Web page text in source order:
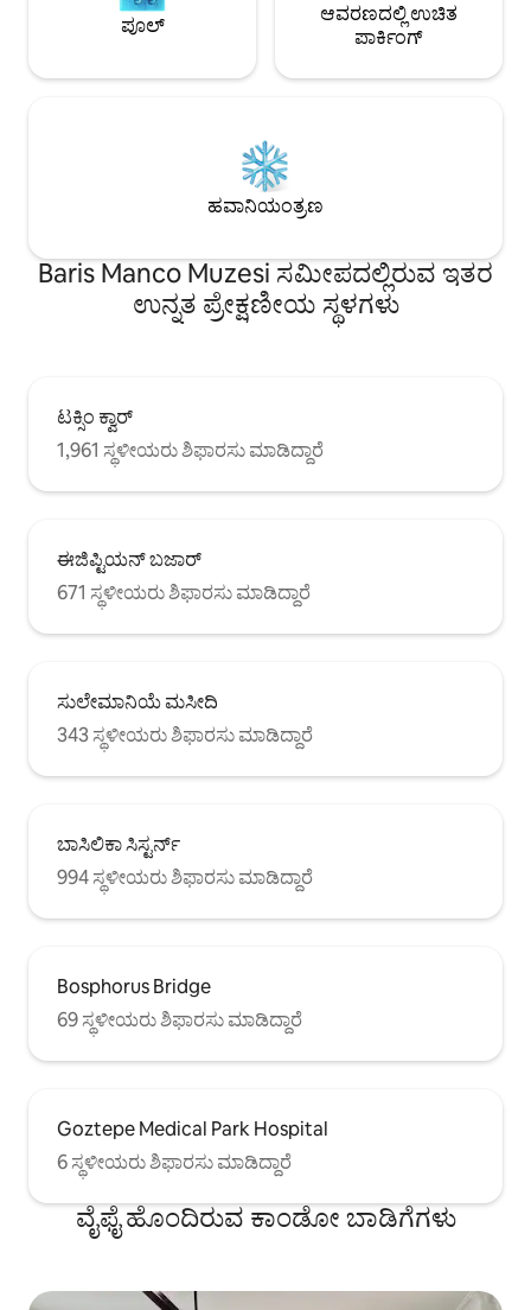
ಪೂಲ್
ಆವರಣದಲ್ಲಿ ಉಚಿತ
ಪಾರ್ಕಿಂಗ್
ಹವಾನಿಯಂತ್ರಣ
Baris Manco Muzesi ಸಮೀಪದಲ್ಲಿರುವ ಇತರ
ಉನ್ನತ ಪ್ರೇಕ್ಷಣೀಯ ಸ್ಥಳಗಳು
ಟಕ್ಸಿಂ ಕ್ವಾರ್
1,961 ಸ್ಥಳೀಯರು ಶಿಫಾರಸು ಮಾಡಿದ್ದಾರೆ
ಈಜಿಪ್ಟಿಯನ್ ಬಜಾರ್
671 ಸ್ಥಳೀಯರು ಶಿಫಾರಸು ಮಾಡಿದ್ದಾರೆ
ಸುಲೇಮಾನಿಯೆ ಮಸೀದಿ
343 ಸ್ಥಳೀಯರು ಶಿಫಾರಸು ಮಾಡಿದ್ದಾರೆ
ಬಾಸಿಲಿಕಾ ಸಿಸ್ಟರ್ನ್
994 ಸ್ಥಳೀಯರು ಶಿಫಾರಸು ಮಾಡಿದ್ದಾರೆ
Bosphorus Bridge
69 ಸ್ಥಳೀಯರು ಶಿಫಾರಸು ಮಾಡಿದ್ದಾರೆ
Goztepe Medical Park Hospital
6 ಸ್ಥಳೀಯರು ಶಿಫಾರಸು ಮಾಡಿದ್ದಾರೆ
ವೈಫೈ ಹೊಂದಿರುವ ಕಾಂಡೋ ಬಾಡಿಗೆಗಳು